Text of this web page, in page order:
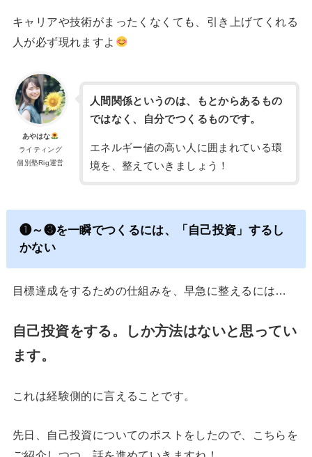
キャリアや技術がまったくなくても、引き上げてくれる
人が必ず現れますよ
あやはな
ライティング
個別塾Rig運営
人間関係というのは、もとからあるもの
ではなく、自分でつくるものです。
エネルギー値の高い人に囲まれている環
境を、整えていきましょう！
❶～❸を一瞬でつくるには、「自己投資」するし
かない
目標達成をするための仕組みを、早急に整えるには…
自己投資をする。しか方法はないと思ってい
ます。
これは経験側的に言えることです。
先日、自己投資についてのポストをしたので、こちらを